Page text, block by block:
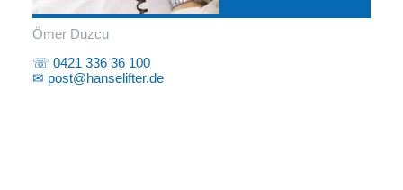
Ömer Duzcu
☏ 0421 336 36 100
✉ post@hanselifter.de